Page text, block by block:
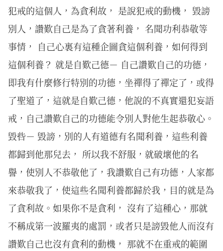
犯戒的這個人，為貪利故， 是說犯戒的動機， 毀謗
別人，讚歎自己是為了貪著利養， 名聞功利恭敬等
事情， 自己心裏有這種企圖貪這個利養，如何得到
這個利養？ 就是自歎己德－ 自己讚歎自己的功德，
即我有什麼修行特別的功德，坐禪得了禪定了，或得
了聖道了，這就是自歎己德，他說的不真實還犯妄語
戒，自己讚歎自己的功德能令別人對他生起恭敬心。
毀呰－ 毀謗，別的人有道德有名聞利養，這些利養
都歸到他那兒去， 所以我不舒服，就破壞他的名
譽，使別人不恭敬他了，我讚歎自己有功德，人家都
來恭敬我了，使這些名聞利養都歸於我，目的就是為
了貪利故。如果你不是貪利， 沒有了這種心，那就
不稱成第一波羅夷的處罰，或者只是謗毀他人而沒有
讚歎自己也沒有貪利的動機， 那就不在重戒的範圍